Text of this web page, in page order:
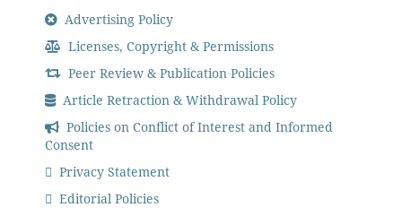
Advertising Policy
Licenses, Copyright & Permissions
Peer Review & Publication Policies
Article Retraction & Withdrawal Policy
Policies on Conflict of Interest and Informed
Consent
Privacy Statement
Editorial Policies